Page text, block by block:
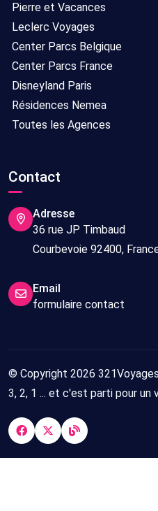
Pierre et Vacances
Leclerc Voyages
Center Parcs Belgique
Center Parcs France
Disneyland Paris
Résidences Nemea
Toutes les Agences
Contact
Adresse
36 rue JP Timbaud
Courbevoie 92400,
Email
formulaire contact
© Copyright 2026
3, 2, 1 ... et c'est parti pour un